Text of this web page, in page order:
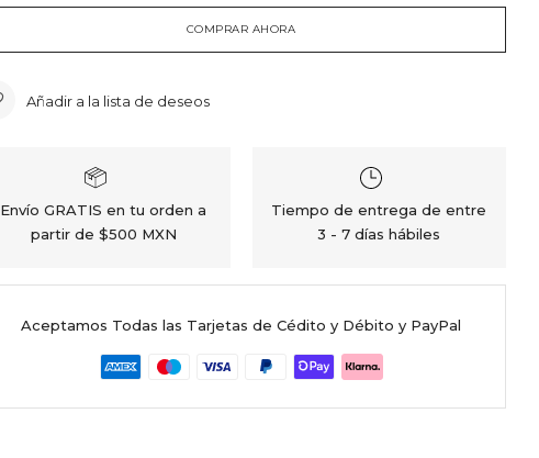
COMPRAR AHORA
Añadir a la lista de deseos
Envío GRATIS en tu orden a
partir de $500 MXN
Tiempo de entrega de entre
3 - 7 días hábiles
Aceptamos Todas las Tarjetas de Cédito y Débito y PayPal